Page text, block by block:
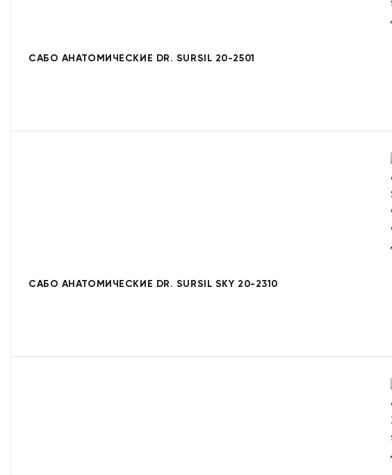
САБО АНАТОМИЧЕСКИЕ DR. SURSIL 20-2501
САБО АНАТОМИЧЕСКИЕ DR. SURSIL SKY 20-2310